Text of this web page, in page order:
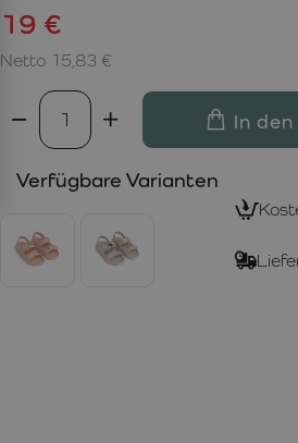
19 €
Netto 15,83 €
In
Verfügbare Varianten